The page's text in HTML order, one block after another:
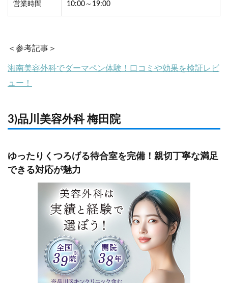
営業時間 10:00～19:00
＜参考記事＞
湘南美容外科でダーマペン体験！口コミや効果を検証レビ
ュー！
3)品川美容外科 梅田院
ゆったりくつろげる待合室を完備！親切丁寧な満足
できる対応が魅力